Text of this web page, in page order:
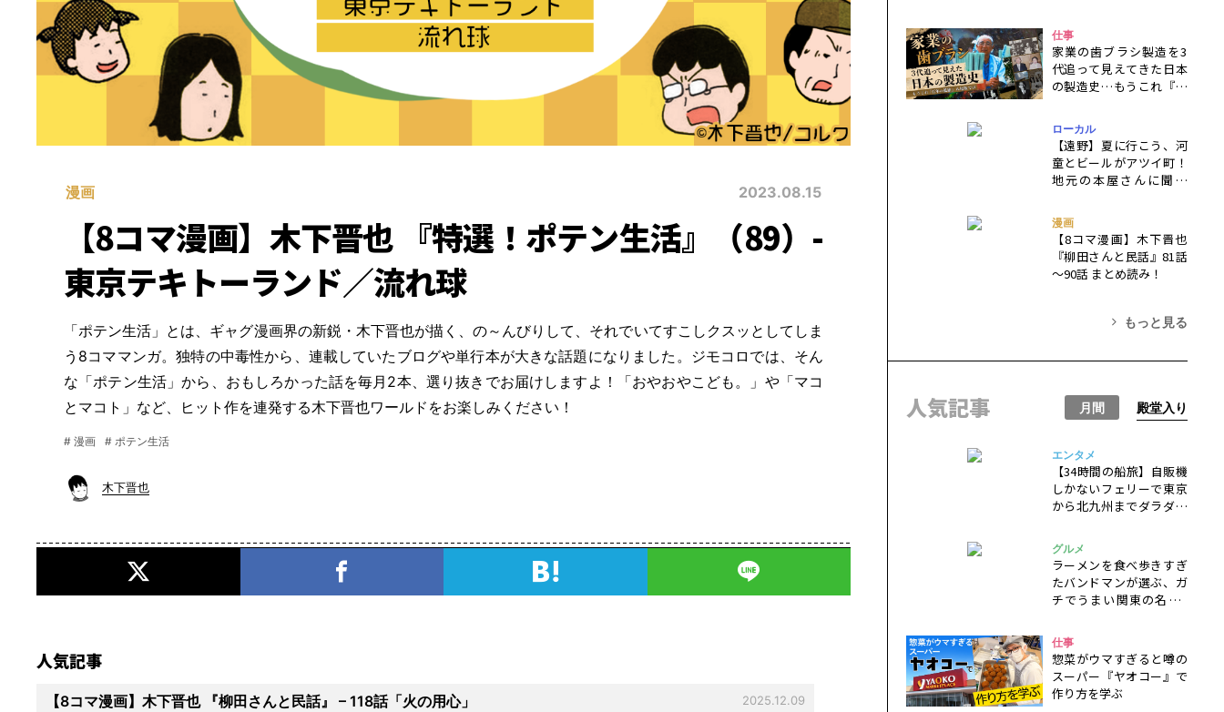
漫画 2023.08.15
【8コマ漫画】木下晋也 『特選！ポテン生活』（89）-
東京テキトーランド／流れ球
「ポテン生活」とは、ギャグ漫画界の新鋭・木下晋也が描く、の～んびりして、それでいてすこしクスッとしてしま
う8コママンガ。独特の中毒性から、連載していたブログや単行本が大きな話題になりました。ジモコロでは、そん
な「ポテン生活」から、おもしろかった話を毎月2本、選り抜きでお届けしますよ！「おやおやこども。」や「マコ
とマコト」など、ヒット作を連発する木下晋也ワールドをお楽しみください！
# 漫画 # ポテン生活
木下晋也
人気記事
【8コマ漫画】木下晋也 『柳田さんと民話』 – 118話「火の用心」 2025.12.09
仕事
家業の歯ブラシ製造を3
代追って見えてきた日本
の製造史…もうこれ『百
ローカル
【遠野】夏に行こう、河
童とビールがアツイ町！
地元の本屋さんに聞く
行ガイド
漫画
【8コマ漫画】木下晋也
『柳田さんと民話』81話
～90話 まとめ読み！
もっと見る
人気記事 月間 殿堂入り
エンタメ
【34時間の船旅】自販機
しかないフェリーで東京
から北九州までダラダラ
グルメ
ラーメンを食べ歩きすぎ
たバンドマンが選ぶ、ガ
チでうまい関東の名店9
仕事
惣菜がウマすぎると噂の
スーパー『ヤオコー』で
作り方を学ぶ